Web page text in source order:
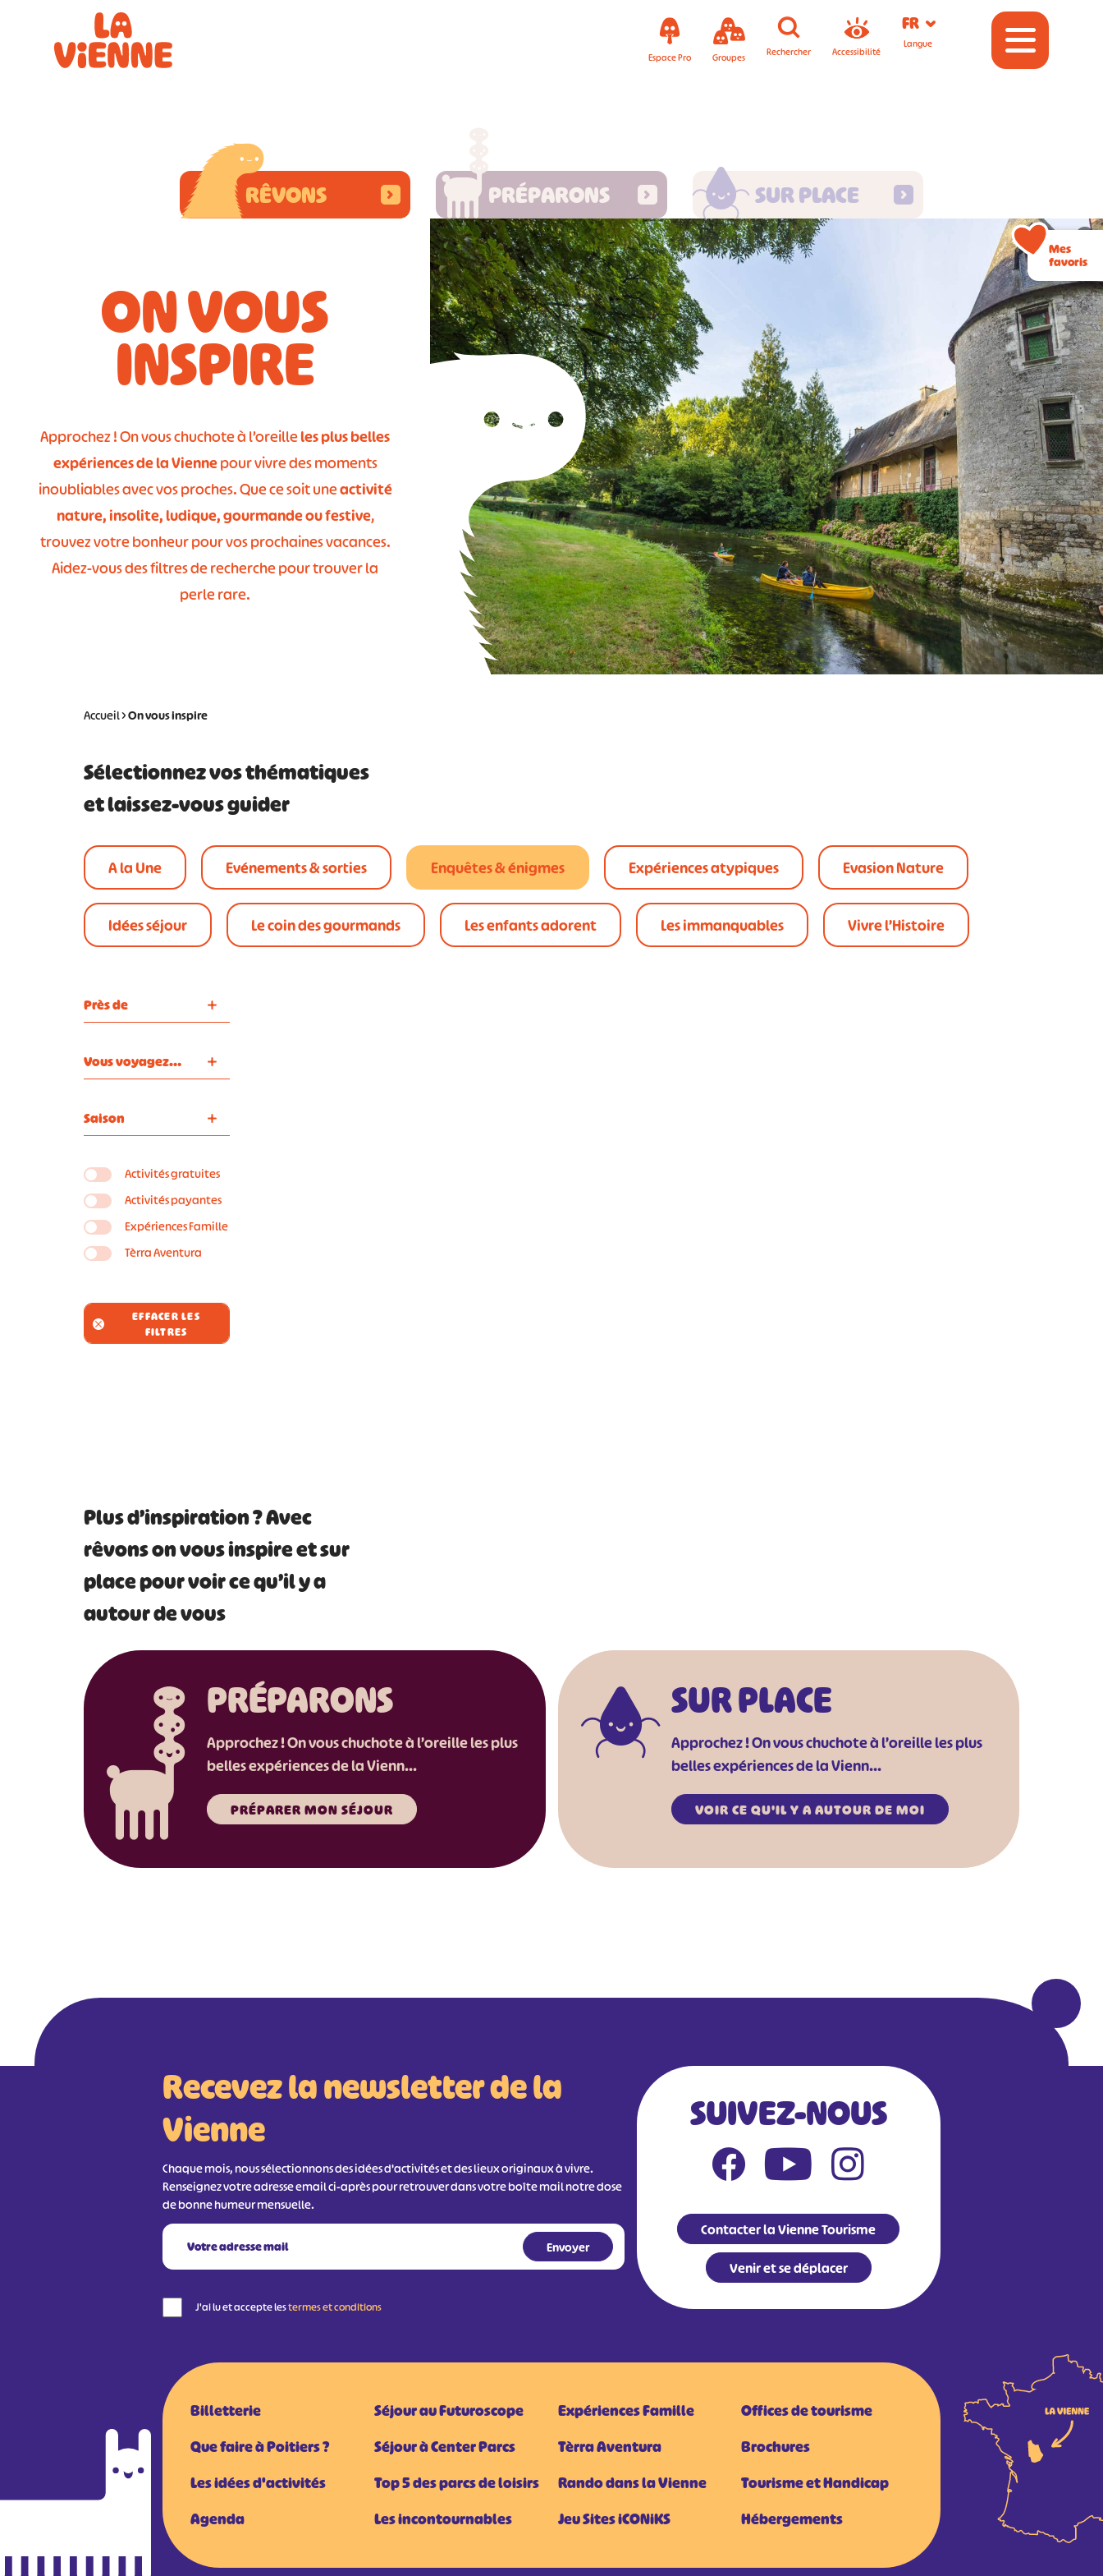
Espace Pro Groupes Rechercher Accessibilité
FR
Langue
RÊVONS PRÉPARONS SUR PLACE
ON VOUS
INSPIRE
Approchez ! On vous chuchote à l’oreilleles plus belles
expériences de la Viennepour vivre des moments
inoubliables avec vos proches. Que ce soit uneactivité
nature, insolite, ludique, gourmande ou festive,
trouvez votre bonheur pour vos prochaines vacances.
Aidez-vous des filtres de recherche pour trouver la
perle rare.
Accueil>On vousinspire
Sélectionnez vos thématiques
et laissez-vous guider
A la Une Evénements & sorties Enquêtes & énigmes Expériences atypiques Evasion Nature
Idées séjour Le coin des gourmands Les enfants adorent Les immanquables Vivre l’Histoire
Près de
Vous voyagez…
Saison
Activités gratuites
Activités payantes
Expériences Famille
Tèrra Aventura
EFFACER LES
FILTRES
Plus d’inspiration ? Avec
rêvons on vous inspire et sur
place pour voir ce qu’il y a
autour de vous
PRÉPARONS
Approchez ! On vous chuchote à l’oreille les plus
belles expériences de la Vienn...
PRÉPARER MON SÉJOUR
SUR PLACE
Approchez ! On vous chuchote à l’oreille les plus
belles expériences de la Vienn...
VOIR CE QU'IL Y A AUTOUR DE MOI
Recevez la newsletter de la
Vienne
Chaque mois, nous sélectionnons des idées d'activités et des lieux originaux à vivre.
Renseignez votre adresse email ci-après pour retrouver dans votre boîte mail notre dose
de bonne humeur mensuelle.
J'ai lu et accepte lestermes et conditions
SUIVEZ-NOUS
Contacter la Vienne Tourisme
Venir et se déplacer
Billetterie
Que faire à Poitiers ?
Les idées d'activités
Agenda
Séjour au Futuroscope
Séjour à Center Parcs
Top 5 des parcs de loisirs
Les incontournables
Expériences Famille
Tèrra Aventura
Rando dans la Vienne
Jeu Sites iCONiKS
Offices de tourisme
Brochures
Tourisme et Handicap
Hébergements
#
Mes
favoris
Panneau de gestion des cookies